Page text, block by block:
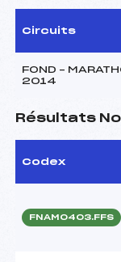
Circuits
FOND –
2014
Résultats
Codex
FNAM0403.FFS